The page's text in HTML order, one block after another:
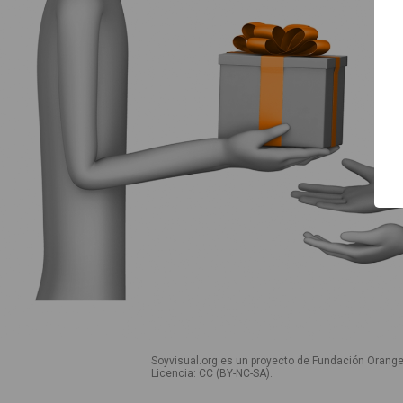
Soyvisual.org es un proyecto de Fundación
Licencia: CC (BY-NC-SA).
Inicio
Guía de uso
Contacto